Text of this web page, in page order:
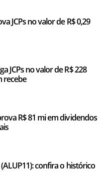
JCPs no valor de R$ 0,29
JCPs no valor de R$ 228
recebe
R$ 81 mi em dividendos
confira o histórico